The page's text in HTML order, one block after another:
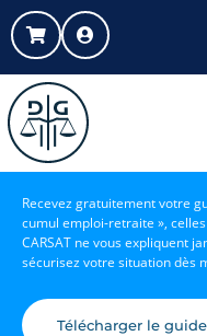
Recevez gratuitement votre
cumul emploi-retraite »,
CARSAT ne vous expliquent
sécurisez votre situation dès
Télécharger le